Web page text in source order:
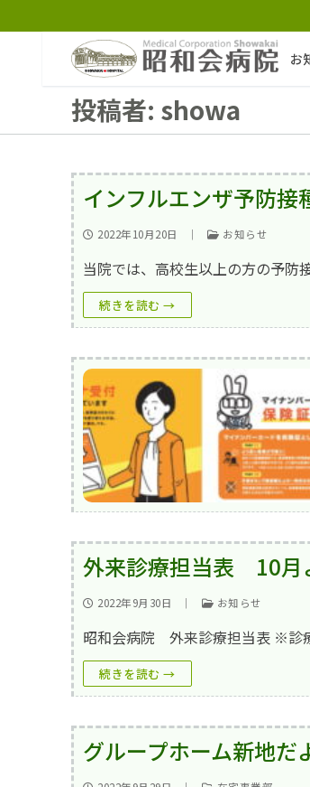
ン
ス
お
入院
地域
在宅
看護
投稿者: showa
インフルエンザ予防接
2022年10月20日 ｜ お知らせ
当院では、高校生以上の方の予防
続きを読む →
外来診療担当表 10月
2022年9月30日 ｜ お知らせ
昭和会病院 外来診療担当表 ※診
続きを読む →
グループホーム新地